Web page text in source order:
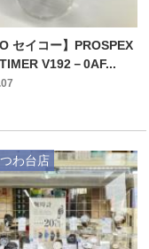
セイコー】PROSPEX
V192－0AF...
わ台店